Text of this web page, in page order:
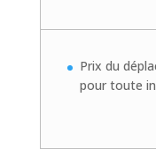
Prix du
pour toute